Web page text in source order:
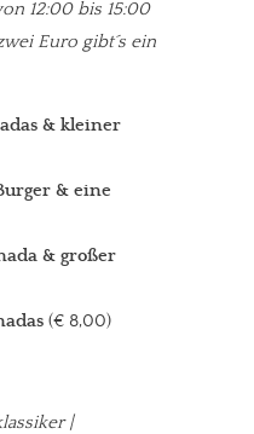
12:00 bis 15:00
Euro gibt´s ein
& kleiner
& eine
& großer
(€ 8,00)
|